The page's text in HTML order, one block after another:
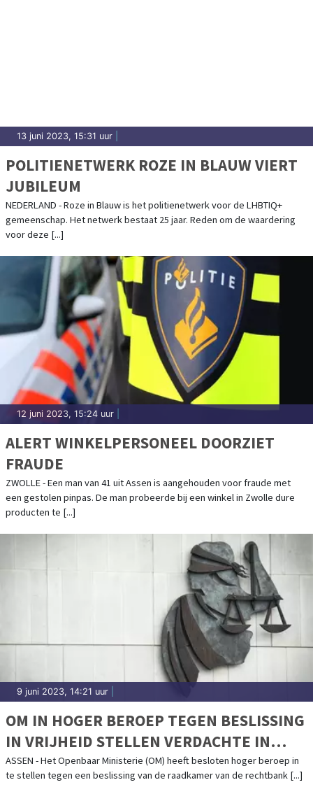
13 juni 2023, 15:31 uur
POLITIENETWERK ROZE IN BLAUW VIERT
JUBILEUM
NEDERLAND - Roze in Blauw is het politienetwerk voor de LHBTIQ+
gemeenschap. Het netwerk bestaat 25 jaar. Reden om de waardering
voor deze [...]
12 juni 2023, 15:24 uur
ALERT WINKELPERSONEEL DOORZIET
FRAUDE
ZWOLLE - Een man van 41 uit Assen is aangehouden voor fraude met
een gestolen pinpas. De man probeerde bij een winkel in Zwolle dure
producten te [...]
9 juni 2023, 14:21 uur
OM IN HOGER BEROEP TEGEN BESLISSING
IN VRIJHEID STELLEN VERDACHTE IN
ZAAK OVERLEDEN PATIËNTEN IN ASSER
ZIEKENHUIS
ASSEN - Het Openbaar Ministerie (OM) heeft besloten hoger beroep in
te stellen tegen een beslissing van de raadkamer van de rechtbank [...]